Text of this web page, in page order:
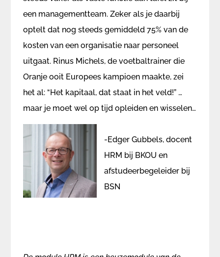
een managementteam. Zeker als je daarbij
optelt dat nog steeds gemiddeld 75% van de
kosten van een organisatie naar personeel
uitgaat. Rinus Michels, de voetbaltrainer die
Oranje ooit Europees kampioen maakte, zei
het al: “Het kapitaal, dat staat in het veld!” …
maar je moet wel op tijd opleiden en wisselen…
-Edger Gubbels, docent
HRM bij BKOU en
afstudeerbegeleider bij
BSN